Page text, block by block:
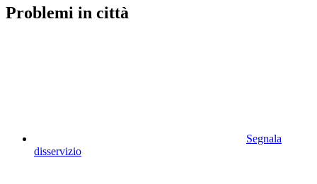
Problemi in città
Segnala
disservizio